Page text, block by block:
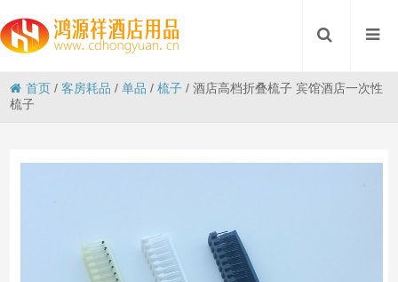
首页 /客房耗品 /单品 /梳子 /酒店高档折叠梳子 宾馆酒店一次性
梳子